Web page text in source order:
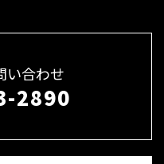
い合わせ
2890